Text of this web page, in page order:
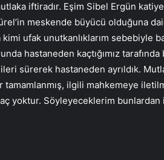
iftiradır. Eşim Sibel Ergün
meskende büyücü olduğuna
kimi ufak unutkanlıklarım sebebiyle
hastaneden kaçtığımız tarafında
sürerek hastaneden ayrıldık.
ilgili mahkemeye
yoktur. Söyleyeceklerim